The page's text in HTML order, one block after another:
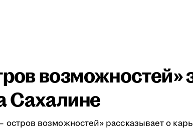
возможностей»
Сахалине
возможностей» рассказывает о